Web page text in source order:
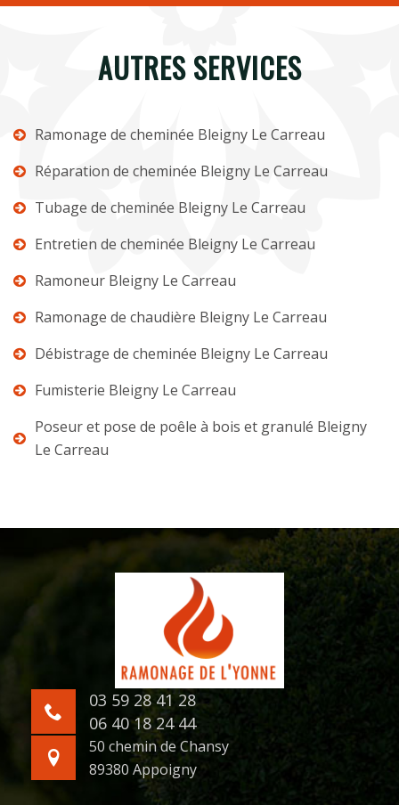
AUTRES SERVICES
Ramonage de cheminée Bleigny Le Carreau
Réparation de cheminée Bleigny Le Carreau
Tubage de cheminée Bleigny Le Carreau
Entretien de cheminée Bleigny Le Carreau
Ramoneur Bleigny Le Carreau
Ramonage de chaudière Bleigny Le Carreau
Débistrage de cheminée Bleigny Le Carreau
Fumisterie Bleigny Le Carreau
Poseur et pose de poêle à bois et granulé Bleigny
Le Carreau
03 59 28 41 28
06 40 18 24 44
50 chemin de Chansy
89380 Appoigny